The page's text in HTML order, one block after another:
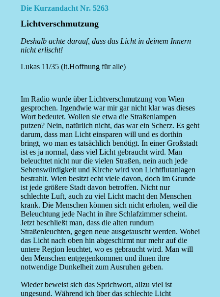
Die Kurzandacht Nr. 5263
Lichtverschmutzung
Deshalb achte darauf, dass das Licht in deinem Innern
nicht erlischt!
Lukas 11/35 (lt.Hoffnung für alle)
Im Radio wurde über Lichtverschmutzung von Wien
gesprochen. Irgendwie war mir gar nicht klar was dieses
Wort bedeutet. Wollen sie etwa die Straßenlampen
putzen? Nein, natürlich nicht, das war ein Scherz. Es geht
darum, dass man Licht einsparen will und es dorthin
bringt, wo man es tatsächlich benötigt. In einer Großstadt
ist es ja normal, dass viel Licht gebraucht wird. Man
beleuchtet nicht nur die vielen Straßen, nein auch jede
Sehenswürdigkeit und Kirche wird von Lichtflutanlagen
bestrahlt. Wien besitzt echt viele davon, doch im Grunde
ist jede größere Stadt davon betroffen. Nicht nur
schlechte Luft, auch zu viel Licht macht den Menschen
krank. Die Menschen können sich nicht erholen, weil die
Beleuchtung jede Nacht in ihre Schlafzimmer scheint.
Jetzt beschließt man, dass die alten rundum
Straßenleuchten, gegen neue ausgetauscht werden. Wobei
das Licht nach oben hin abgeschirmt nur mehr auf die
untere Region leuchtet, wo es gebraucht wird. Man will
den Menschen entgegenkommen und ihnen ihre
notwendige Dunkelheit zum Ausruhen geben.
Wieder beweist sich das Sprichwort, allzu viel ist
ungesund. Während ich über das schlechte Licht